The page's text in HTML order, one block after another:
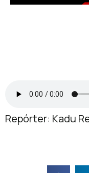
Repórter: Kadu